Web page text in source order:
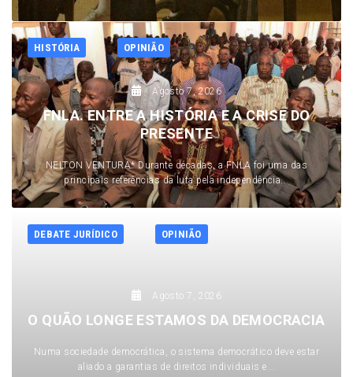
HISTÓRIA OPINIÃO
Agosto 7, 2026
FNLA. ENTRE A HISTÓRIA E A CRISE DO
PRESENTE
NELTON VENTURA* Durante décadas, a FNLA foi uma das
principais referências da luta pela independência...
DEBATE JURÍDICO OPINIÃO
Agosto 7, 2026
O QUÃO LONGE ESTAMOS DA DEMOCRACIA
Numa sociedade democrática, o sistema democrático deve estar
aliado a garantias de direitos individuais e...